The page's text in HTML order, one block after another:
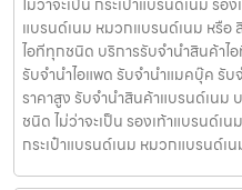
แบรนด์เนม หมวกแบรนด์เนม หรือ
ไอทีทุกชนิด บริการรับจำนำสินค้าไ
รับจำนำไอแพด รับจำนำแมคบุ๊ค รั
ราคาสูง รับจำนำสินค้าแบรนด์เนม
ชนิด ไม่ว่าจะเป็น รองเท้าแบรนด์เ
กระเป๋าแบรนด์เนม หมวกแบรนด์เ